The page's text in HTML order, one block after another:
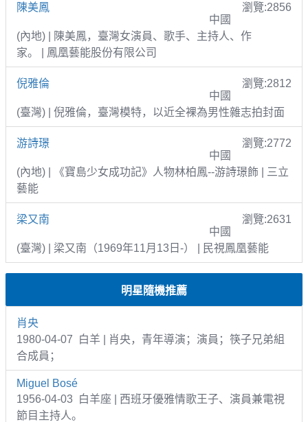
陳美鳳
瀏覽:2856
中國
(內地) | 陳美鳳，臺灣女演員、歌手、主持人、作
家。 | 鳳凰藝能股份有限公司
倪雅倫
瀏覽:2812
中國
(臺灣) | 倪雅倫，臺灣模特，以近全裸為男性雜志拍封面
游詩璟
瀏覽:2772
中國
(內地) | 《寶島少女成功記》人物林柏鳳--游詩璟飾 | 三立
藝能
梁又南
瀏覽:2631
中國
(臺灣) | 梁又南（1969年11月13日-） | 民視鳳凰藝能
明星隨機推薦
肖央
1980-04-07 白羊 | 肖央，青年導演；演員；筷子兄弟組
合成員；
Miguel Bosé
1956-04-03 白羊座 | 西班牙優雅情歌王子、演員兼電視
節目主持人。